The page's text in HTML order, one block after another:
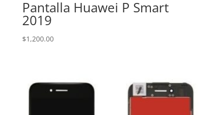
Pantalla Huawei P Smart
2019
$1,200.00